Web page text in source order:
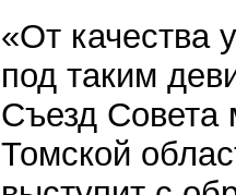
«От качества
под таким
Съезд Совета
Томской